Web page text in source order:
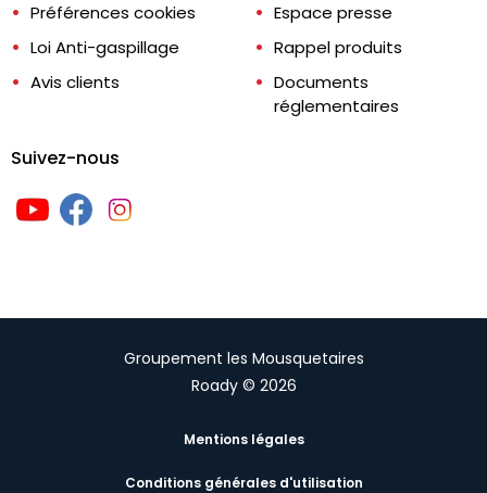
Préférences cookies
Loi Anti-gaspillage
Avis clients
Espace presse
Rappel produits
Documents
réglementaires
Suivez-nous
Groupement les Mousquetaires
Roady © 2026
Mentions légales
Conditions générales d'utilisation